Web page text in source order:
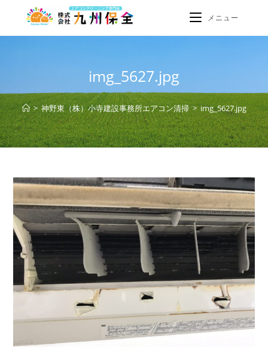
メニュー
img_5627.jpg
> 神野東（株）小寺建設事務所エアコン清掃 > img_5627.jpg